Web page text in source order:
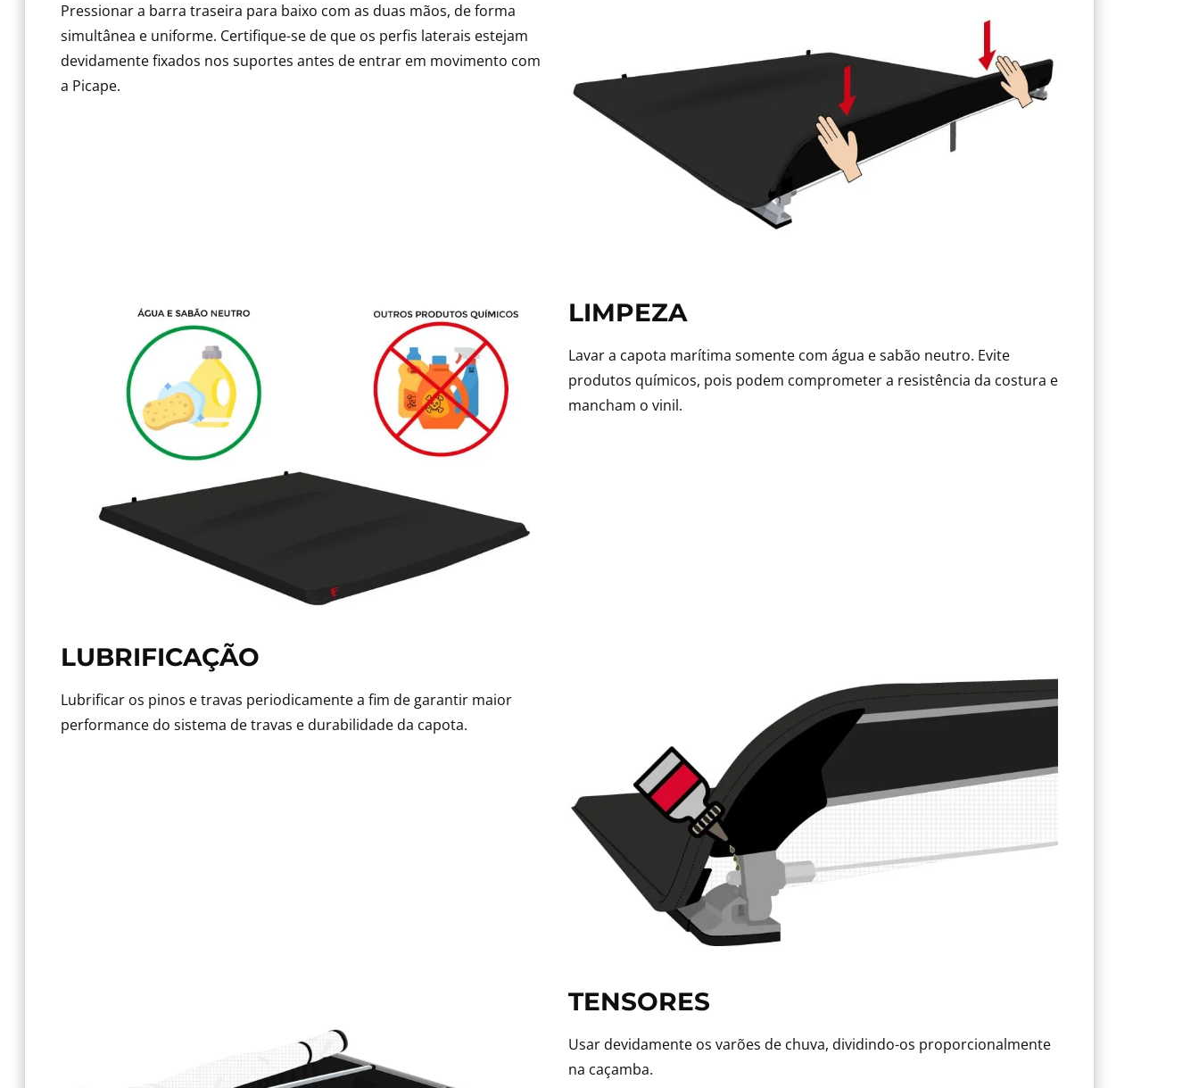
Pressionar a barra traseira para baixo com as duas mãos, de forma
simultânea e uniforme. Certifique-se de que os perfis laterais estejam
devidamente fixados nos suportes antes de entrar em movimento com
a Picape.
LIMPEZA
Lavar a capota marítima somente com água e sabão neutro. Evite
produtos químicos, pois podem comprometer a resistência da costura e
mancham o vinil.
LUBRIFICAÇÃO
Lubrificar os pinos e travas periodicamente a fim de garantir maior
performance do sistema de travas e durabilidade da capota.
TENSORES
Usar devidamente os varões de chuva, dividindo-os proporcionalmente
na caçamba.